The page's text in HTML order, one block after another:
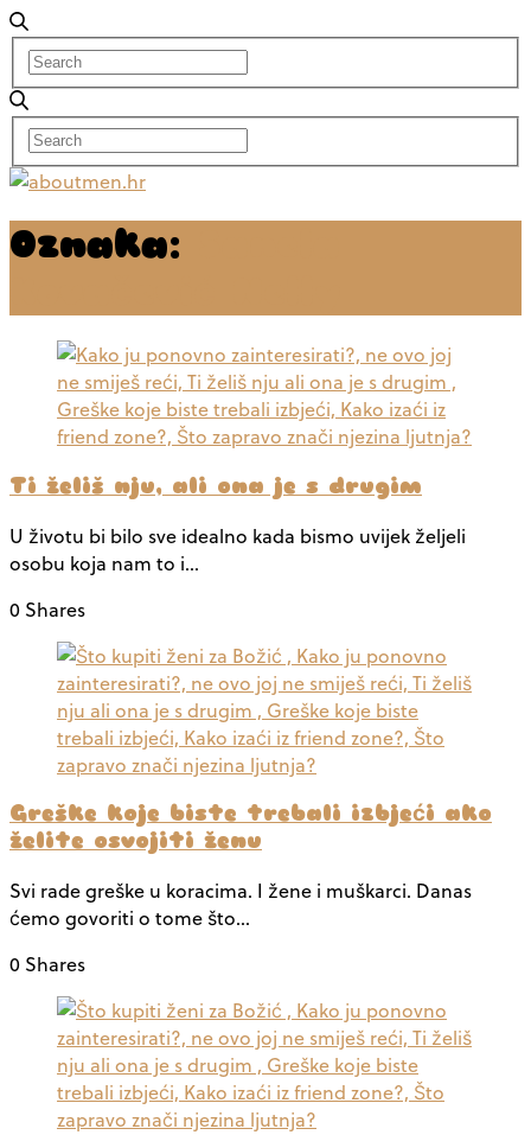
Oznaka:
Ti želiš nju, ali ona je s drugim
U životu bi bilo sve idealno kada bismo uvijek željeli
osobu koja nam to i…
0 Shares
Greške koje biste trebali izbjeći ako
želite osvojiti ženu
Svi rade greške u koracima. I žene i muškarci. Danas
ćemo govoriti o tome što…
0 Shares